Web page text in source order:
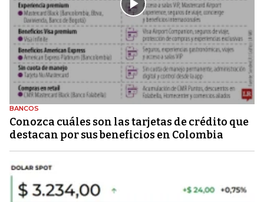
BANCOS
Conozca cuáles son las tarjetas de crédito que
destacan por sus beneficios en Colombia